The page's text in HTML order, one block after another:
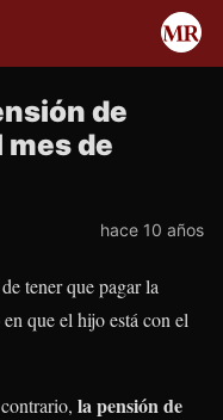
de
de
hace 10 años
tener que pagar la
que el hijo está con el
la pensión de